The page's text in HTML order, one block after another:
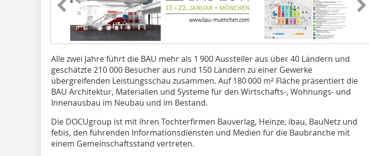
Alle zwei Jahre führt die BAU mehr als 1 900 Aussteller aus über 40 Ländern und
geschätzte 210 000 Besucher aus rund 150 Ländern zu einer Gewerke
übergreifenden Leistungsschau zusammen. Auf 180 000 m² Fläche präsentiert die
BAU Architektur, Materialien und Systeme für den Wirtschafts-, Wohnungs- und
Innenausbau im Neubau und im Bestand.
Die DOCUgroup ist mit ihren Tochterfirmen Bauverlag, Heinze, ibau, BauNetz und
febis, den führenden Informationsdiensten und Medien für die Baubranche mit
einem Gemeinschaftsstand vertreten.